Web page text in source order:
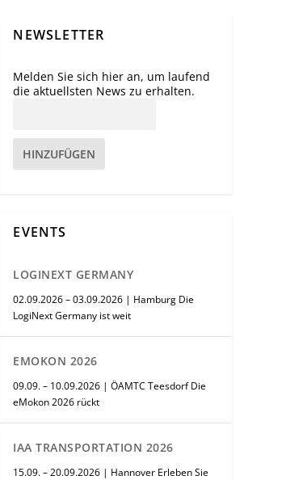
NEWSLETTER
Melden Sie sich hier an, um laufend
die aktuellsten News zu erhalten.
HINZUFÜGEN
EVENTS
LOGINEXT GERMANY
02.09.2026 – 03.09.2026 | Hamburg Die
LogiNext Germany ist weit
EMOKON 2026
09.09. – 10.09.2026 | ÖAMTC Teesdorf Die
eMokon 2026 rückt
IAA TRANSPORTATION 2026
15.09. – 20.09.2026 | Hannover Erleben Sie